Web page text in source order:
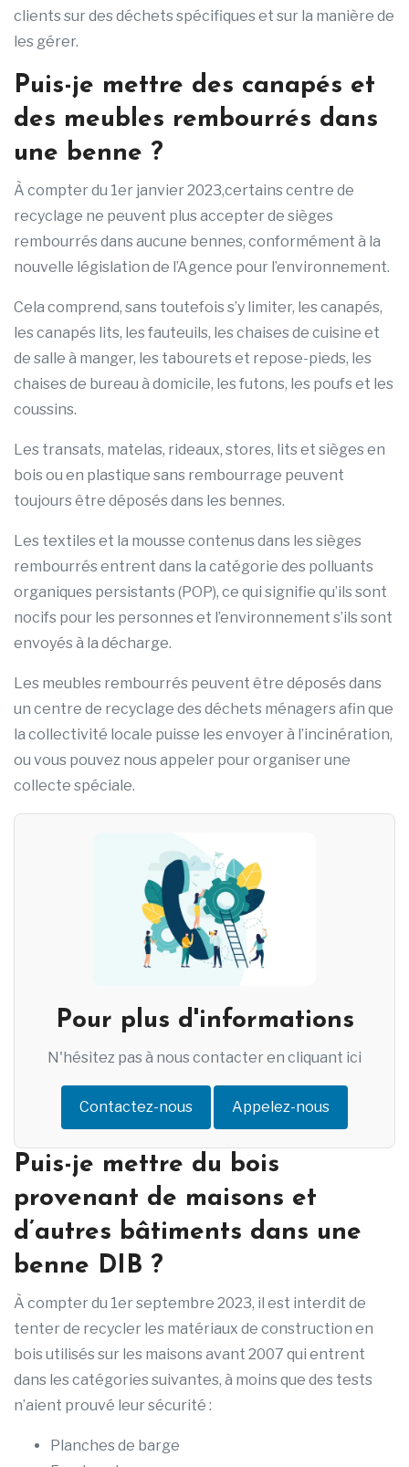
clients sur des déchets spécifiques et sur la manière de
les gérer.
Puis-je mettre des canapés et
des meubles rembourrés dans
une benne ?
À compter du 1er janvier 2023,certains centre de
recyclage ne peuvent plus accepter de sièges
rembourrés dans aucune bennes, conformément à la
nouvelle législation de l’Agence pour l’environnement.
Cela comprend, sans toutefois s’y limiter, les canapés,
les canapés lits, les fauteuils, les chaises de cuisine et
de salle à manger, les tabourets et repose-pieds, les
chaises de bureau à domicile, les futons, les poufs et les
coussins.
Les transats, matelas, rideaux, stores, lits et sièges en
bois ou en plastique sans rembourrage peuvent
toujours être déposés dans les bennes.
Les textiles et la mousse contenus dans les sièges
rembourrés entrent dans la catégorie des polluants
organiques persistants (POP), ce qui signifie qu’ils sont
nocifs pour les personnes et l’environnement s’ils sont
envoyés à la décharge.
Les meubles rembourrés peuvent être déposés dans
un centre de recyclage des déchets ménagers afin que
la collectivité locale puisse les envoyer à l’incinération,
ou vous pouvez nous appeler pour organiser une
collecte spéciale.
Pour plus d'informations
N'hésitez pas à nous contacter en cliquant ici
Contactez-nous Appelez-nous
Puis-je mettre du bois
provenant de maisons et
d’autres bâtiments dans une
benne DIB ?
À compter du 1er septembre 2023, il est interdit de
tenter de recycler les matériaux de construction en
bois utilisés sur les maisons avant 2007 qui entrent
dans les catégories suivantes, à moins que des tests
n’aient prouvé leur sécurité :
Planches de barge